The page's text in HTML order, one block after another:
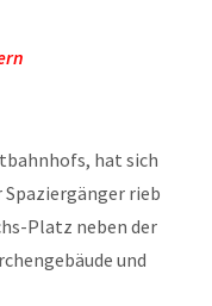
hat sich
Spaziergänger rieb
Platz neben der
und